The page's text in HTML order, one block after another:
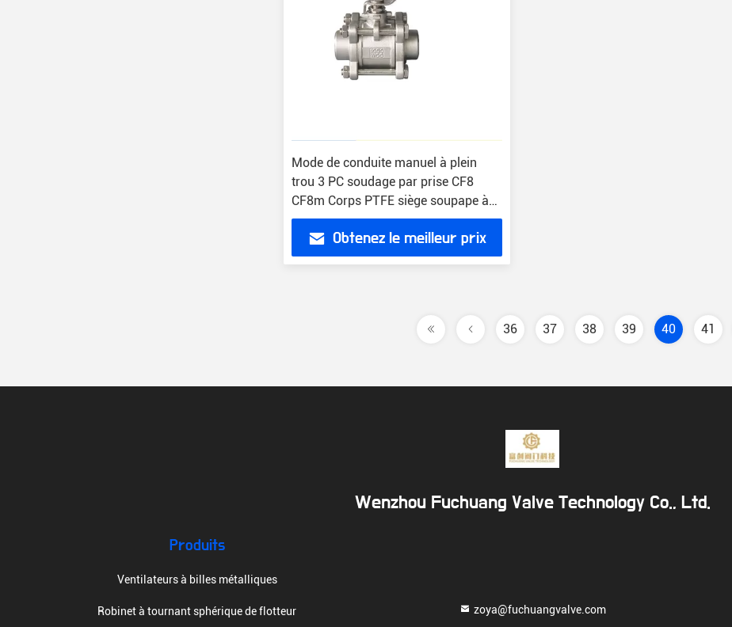
Mode de conduite manuel à plein
trou 3 PC soudage par prise CF8
CF8m Corps PTFE siège soupape à
bille liquide
Obtenez le meilleur prix
36 37 38 39 40 41
Wenzhou Fuchuang Valve Technology Co., Ltd.
Produits
Ventilateurs à billes métalliques
Robinet à tournant sphérique de flotteur zoya@fuchuangvalve.com